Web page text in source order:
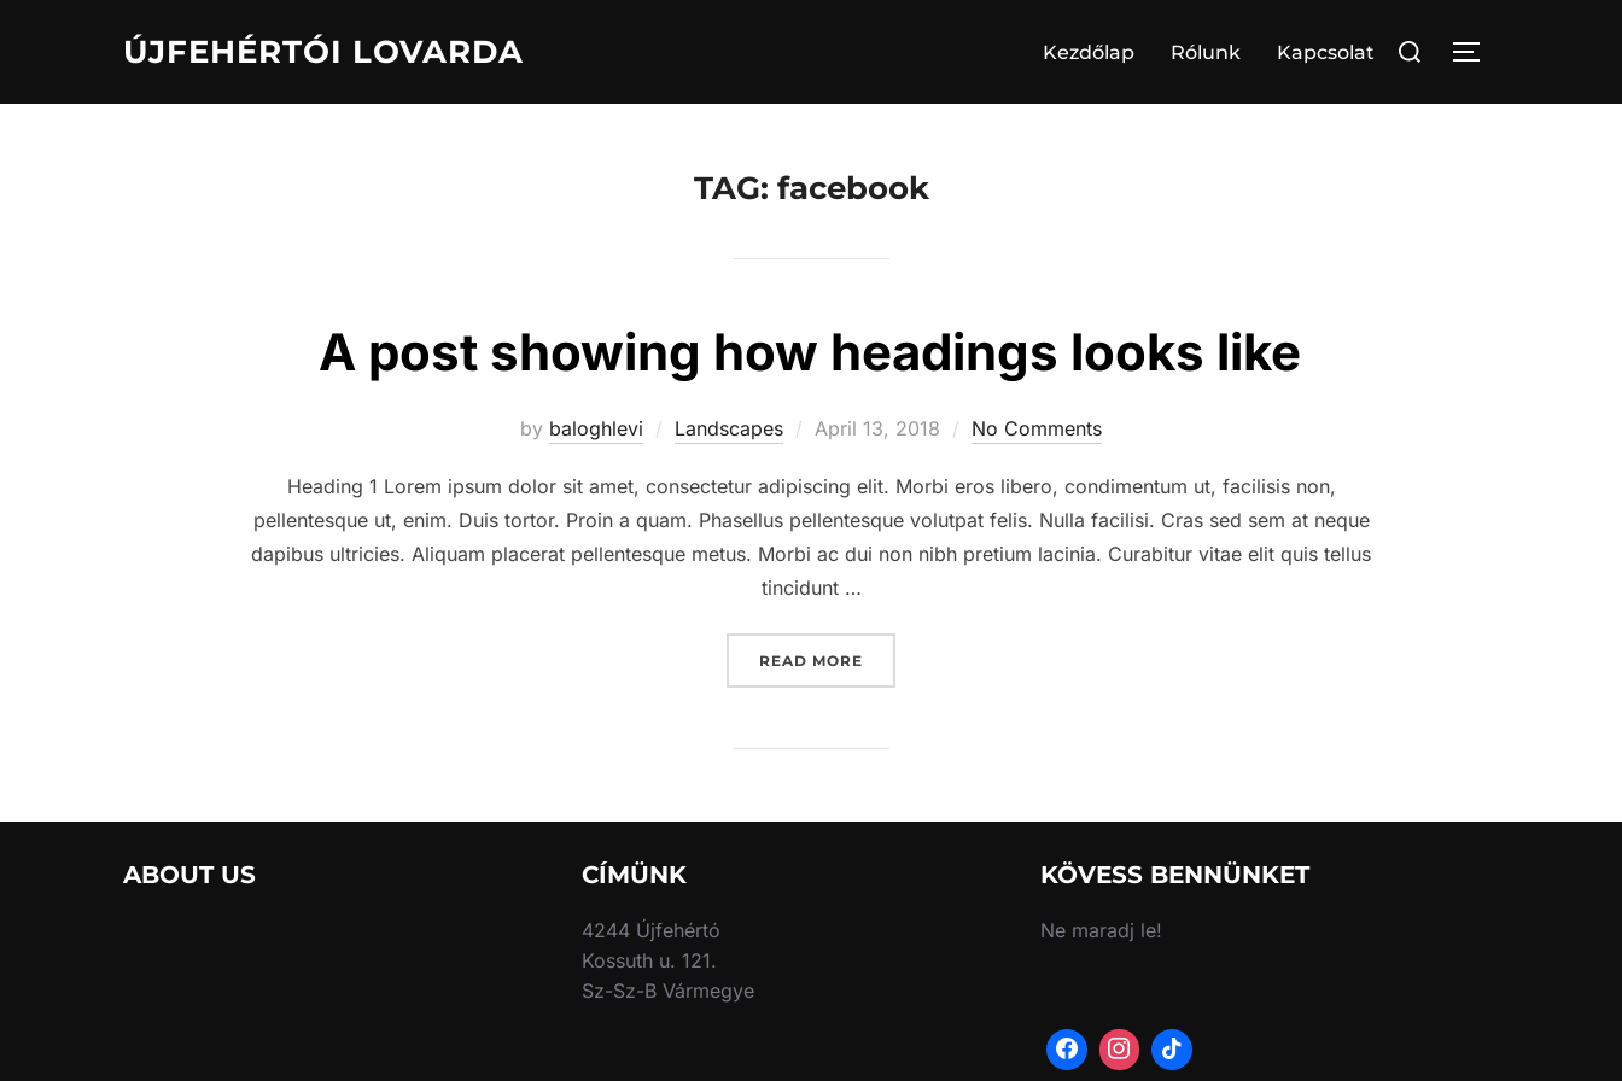
ÚJFEHÉRTÓI LOVARDA Kezdőlap Rólunk Kapcsolat
Search
TOGGLE
TAG: facebook
A post showing how headings looks like
by baloghlevi Landscapes
Posted
April 13, 2018 No Comments
Heading 1 Lorem ipsum dolor sit amet, consectetur adipiscing elit. Morbi eros libero, condimentum ut, facilisis non,
pellentesque ut, enim. Duis tortor. Proin a quam. Phasellus pellentesque volutpat felis. Nulla facilisi. Cras sed sem at neque
dapibus ultricies. Aliquam placerat pellentesque metus. Morbi ac dui non nibh pretium lacinia. Curabitur vitae elit quis tellus
tincidunt …
READ MORE
ABOUT US CÍMÜNK
4244 Újfehértó
Kossuth u. 121.
Sz-Sz-B Vármegye
KÖVESS BENNÜNKET
Ne maradj le!